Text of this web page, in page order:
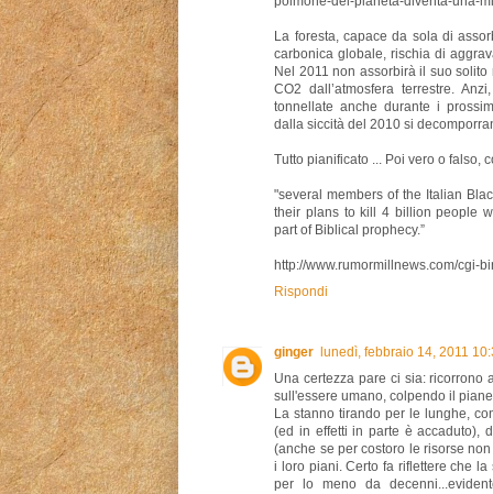
La foresta, capace da sola di
carbonica globale, rischia di
Nel 2011 non assorbirà il suo
CO2 dall’atmosfera terrestre.
tonnellate anche durante i
dalla siccità del 2010 si
Tutto pianificato ... Poi vero o falso,
"several members of the Italian
their plans to kill 4 billion people
part of Biblical prophecy.”
http://www.rumormillnews.com/cgi-
Rispondi
ginger
lunedì, febbraio 14, 2011
Una certezza pare ci sia: ricorrono
sull'essere umano, colpendo il
La stanno tirando per le lunghe,
(ed in effetti in parte è accaduto),
(anche se per costoro le risorse
i loro piani. Certo fa riflettere che
per lo meno da